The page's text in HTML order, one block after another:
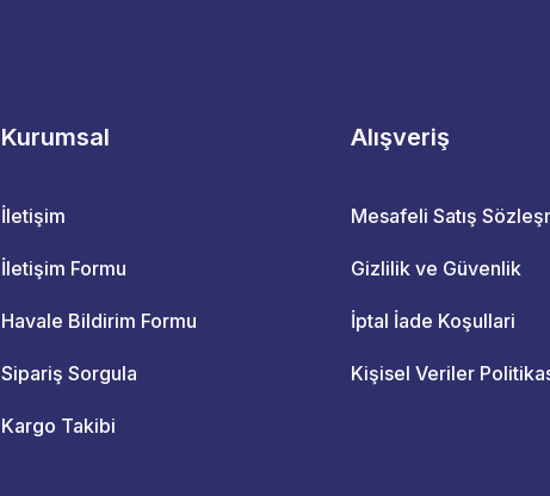
Kurumsal
İletişim
İletişim Formu
Havale Bildirim Formu
Sipariş Sorgula
Kargo Takibi
Alışveriş
Mesafeli Satış
Gizlilik ve Güvenlik
İptal İade Koşullari
Kişisel Veriler